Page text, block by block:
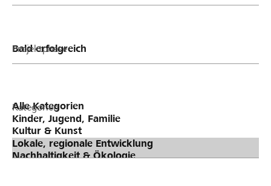
Projektphase
Kategorien